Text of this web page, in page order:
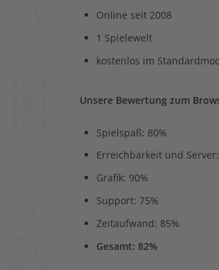
Online seit 2008
1 Spielewelt
kostenlos im
Unsere Bewertung zum
Spielspaß: 80%
Erreichbarkeit und
Grafik: 90%
Support: 75%
Zeitaufwand: 85%
Gesamt: 82%